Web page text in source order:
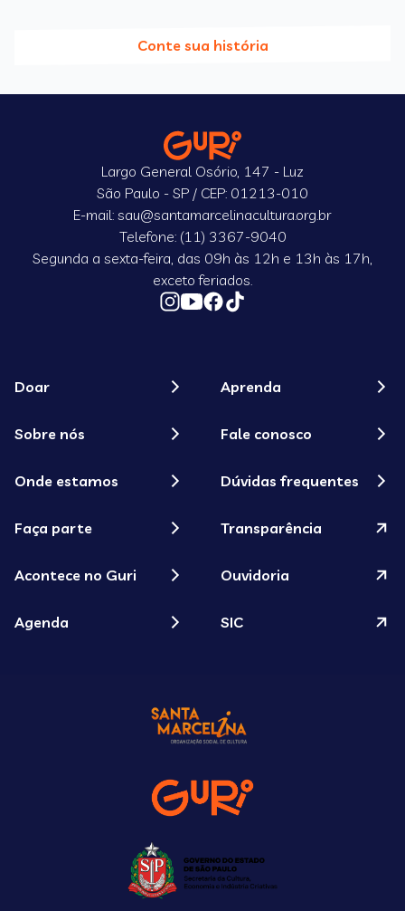
Conte sua história
Largo General Osório, 147 - Luz
São Paulo - SP / CEP: 01213-010
E-mail: sau@santamarcelinacultura.org.br
Telefone: (11) 3367-9040
Segunda a sexta-feira, das 09h às 12h e 13h às 17h,
exceto feriados.
Doar
Sobre nós
Onde estamos
Faça parte
Acontece no Guri
Agenda
Aprenda
Fale conosco
Dúvidas frequentes
Transparência
Ouvidoria
SIC